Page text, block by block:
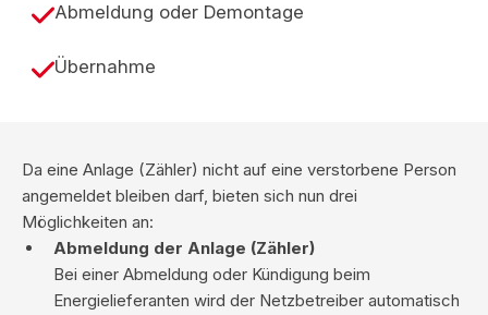
Abmeldung oder Demontage
Übernahme
Da eine Anlage (Zähler) nicht auf eine verstorbene Person
angemeldet bleiben darf, bieten sich nun drei
Möglichkeiten an:
Abmeldung der Anlage (Zähler)
Bei einer Abmeldung oder Kündigung beim
Energielieferanten wird der Netzbetreiber automatisch